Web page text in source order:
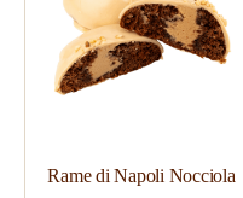
Rame di Napoli Nocciola